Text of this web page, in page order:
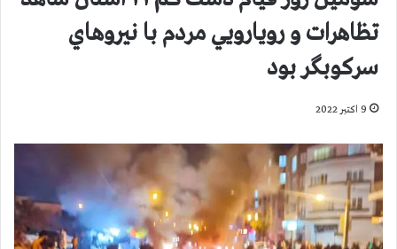
تظاهرات و رويارويي مردم با نيروهاي
سركوبگر بود
9 اکتبر 2022